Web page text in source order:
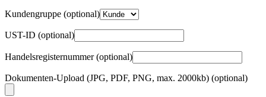
Kundengruppe (optional)
UST-ID (optional)
Handelsregisternummer(optional)
Dokumenten-Upload (JPG, PDF, PNG, max. 2000kb) (optional)